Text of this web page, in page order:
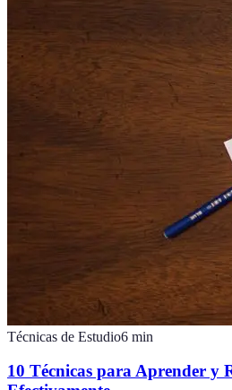
Técnicas de Estudio6 min
10 Técnicas para Aprender y